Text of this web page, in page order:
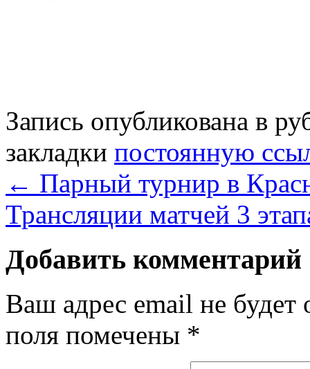
Запись опубликована в
закладки постоянную
← Парный турнир в
Трансляции матчей 3
Добавить комментарий
Ваш адрес email не будет
поля помечены *